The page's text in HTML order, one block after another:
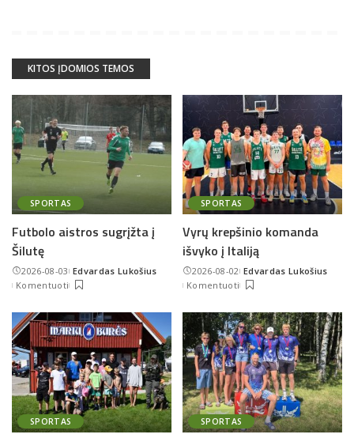
KITOS ĮDOMIOS TEMOS
SPORTAS
Futbolo aistros sugrįžta į
Šilutę
2026-08-03Posted
by
Edvardas Lukošius
Komentuoti
SPORTAS
Vyrų krepšinio komanda
išvyko į Italiją
2026-08-02Posted
by
Edvardas Lukošius
Komentuoti
SPORTAS SPORTAS